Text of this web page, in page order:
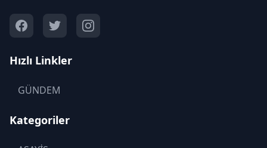
Hızlı Linkler
GÜNDEM
Kategoriler